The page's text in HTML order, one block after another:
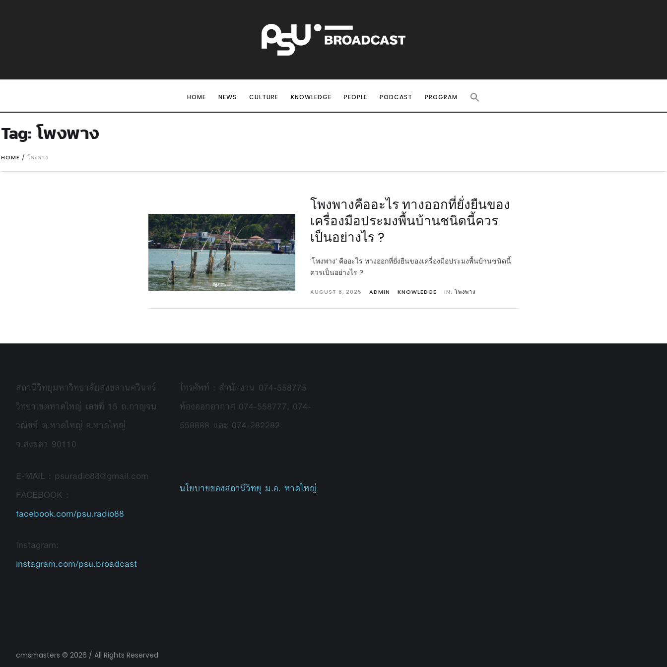
HOME NEWS CULTURE KNOWLEDGE PEOPLE PODCAST PROGRAM
Tag:โพงพาง
HOME / โพงพาง
โพงพางคืออะไร ทางออกที่ยั่งยืนของ
เครื่องมือประมงพื้นบ้านชนิดนี้ควร
เป็นอย่างไร ?
‘โพงพาง’ คืออะไร ทางออกที่ยั่งยืนของเครื่องมือประมงพื้นบ้านชนิดนี้
ควรเป็นอย่างไร ?
AUGUST 8, 2025 ADMIN KNOWLEDGE IN: โพงพาง
สถานีวิทยุมหาวิทยาลัยสงขลานครินทร์
วิทยาเขตหาดใหญ่ เลขที่ 15 ถ.กาญจน
วณิชย์ ต.หาดใหญ่ อ.หาดใหญ่
จ.สงขลา 90110
E-MAIL : psuradio88@gmail.com
FACEBOOK :
facebook.com/psu.radio88
Instagram:
instagram.com/psu.broadcast
โทรศัพท์ : สำนักงาน 074-558775
ห้องออกอากาศ 074-558777, 074-
558888 และ 074-282282
นโยบายของสถานีวิทยุ ม.อ. หาดใหญ่
cmsmasters © 2026 / All Rights Reserved